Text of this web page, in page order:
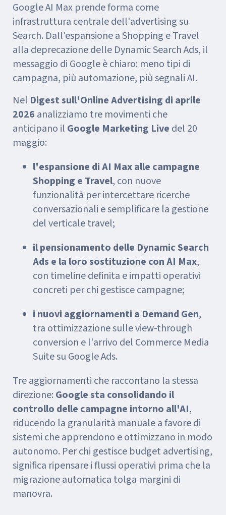
Google AI Max prende forma come
infrastruttura centrale dell'advertising su
Search. Dall'espansione a Shopping e Travel
alla deprecazione delle Dynamic Search Ads, il
messaggio di Google è chiaro: meno tipi di
campagna, più automazione, più segnali AI.
Nel Digest sull'Online Advertising di aprile
2026 analizziamo tre movimenti che
anticipano il Google Marketing Live del 20
maggio:
l'espansione di AI Max alle campagne
Shopping e Travel, con nuove
funzionalità per intercettare ricerche
conversazionali e semplificare la gestione
del verticale travel;
il pensionamento delle Dynamic Search
Ads e la loro sostituzione con AI Max,
con timeline definita e impatti operativi
concreti per chi gestisce campagne;
i nuovi aggiornamenti a Demand Gen,
tra ottimizzazione sulle view-through
conversion e l'arrivo del Commerce Media
Suite su Google Ads.
Tre aggiornamenti che raccontano la stessa
direzione: Google sta consolidando il
controllo delle campagne intorno all'AI,
riducendo la granularità manuale a favore di
sistemi che apprendono e ottimizzano in modo
autonomo. Per chi gestisce budget advertising,
significa ripensare i flussi operativi prima che la
migrazione automatica tolga margini di
manovra.